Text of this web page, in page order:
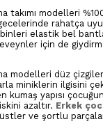
takımı modelleri
rahatça
elastik bel
için de
modelleri düz
miniklerin ilgisini
kumaş yapısı
azaltır. Erkek
ve şortlu